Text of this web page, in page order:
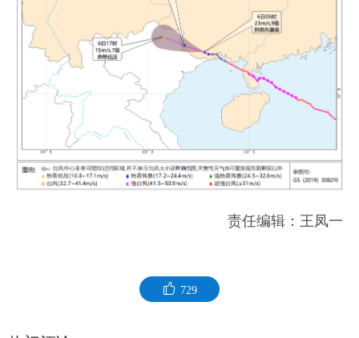
责任编辑：王凤一
729